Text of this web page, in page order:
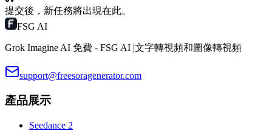
提交後，新任務將出現在此。
FSG AI
Grok Imagine AI 免費 - FSG AI |文字轉視頻和圖像轉視頻
support@freesoragenerator.com
產品展示
Seedance 2